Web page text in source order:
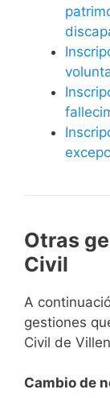
Otras
Civil
A
gestiones
Civil de
Cambio de